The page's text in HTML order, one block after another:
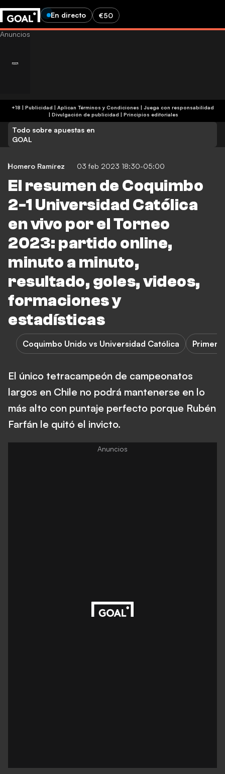
En directo €50
+18 | Publicidad | Aplican Términos y Condiciones | Juega con responsabilidad
| Divulgación de publicidad | Principios editoriales
Todo sobre apuestas en
GOAL
Homero Ramírez 03 feb 2023 18:30-05:00
El resumen de Coquimbo
2-1 Universidad Católica
en vivo por el Torneo
2023: partido online,
minuto a minuto,
resultado, goles, videos,
formaciones y
estadísticas
Coquimbo Unido vs Universidad Católica
El único tetracampeón de campeonatos
largos en Chile no podrá mantenerse en lo
más alto con puntaje perfecto porque Rubén
Farfán le quitó el invicto.